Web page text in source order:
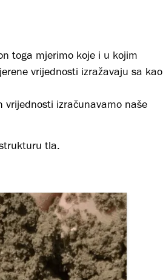
toga mjerimo koje i u kojim
vrijednosti izražavaju sa kao
vrijednosti izračunavamo naše
tla.